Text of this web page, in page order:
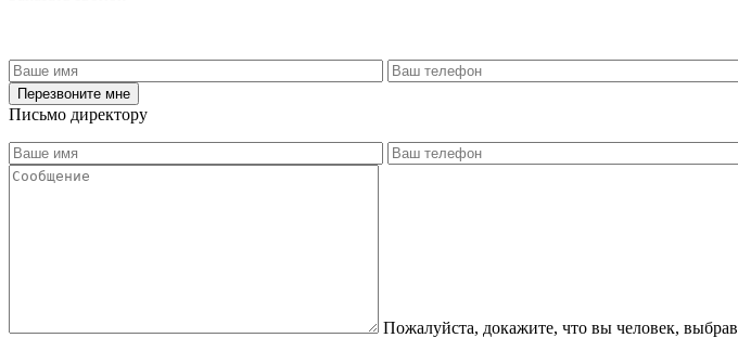
Письмо директору
Пожалуйста, докажите, что вы человек, выбрав